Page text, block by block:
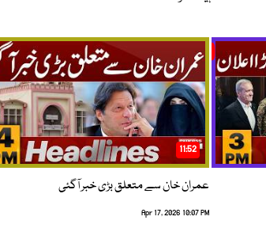
11:52
عمران خان سے متعلق بڑی خبر آگئی
Apr 17, 2026 10:07 PM